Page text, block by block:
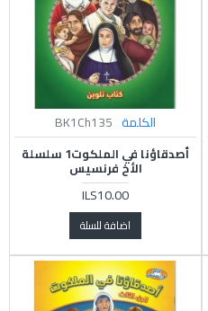
الكلمة BK1Ch135
أصدقاؤنا في الملكوت1 سلسلة
الأخ فرنسيس
ILS10.00
اضافة للسلة